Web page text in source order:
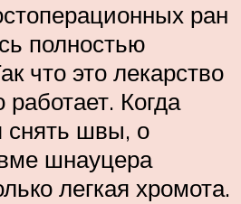
ран
полностью
что это лекарство
Когда
снять швы, о
шнауцера
легкая хромота.